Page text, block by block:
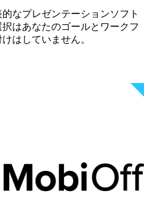
なプレゼンテーションソフト
はあなたのゴールとワークフ
はしていません。